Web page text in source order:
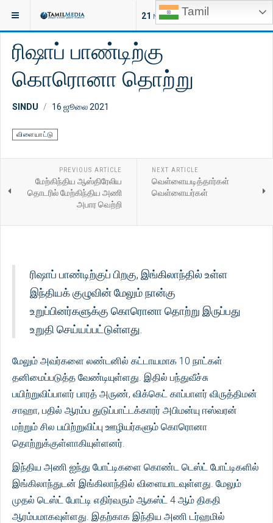
Tamil
21 NEW ARTICLES
இருக்குமிடம்: செய்திகள்
ரிஷாப் பாண்டிற்கு
கொரொனா தொற்று
SINDU 16 ஜூலை 2021
விளையாட்டு
PREVIOUS ARTICLE
மேற்கிந்திய ஆஸ்திரேலிய
தொடரில் மேற்கிந்திய அணி
அபார வெற்றி
NEXT ARTICLE
வெள்ளையடித்தார்கள்
வெள்ளையர்கள்
ரிஷாப் பாண்டிற்குப் பிறகு, இங்கிலாந்தில் உள்ள
இந்தியக் குழுவின் மேலும் நான்கு
உறுப்பினர்களுக்கு கொரொனா தொற்று இருப்பது
உறுதி செய்யப்பட்டுள்ளது.
மேலும் அவர்களை லண்டனில் கட்டாயமாக 10 நாட்கள்
தனிமைப்படுத்த வேண்டியுள்ளது. இதில் பந்துவீச்சு
பயிற்றுவிப்பாளர் பாரத் அருண், விக்கெட் காப்பாளர் விருத்திமன்
சாஹா, பதில் ஆரம்ப துடுப்பாட்டக்காரர் அபிமன்யு ஈஸ்வரன்
மற்றும் சில பயிற்றுவிப்பு ஊழியர்களும் கொரொனா
தொற்றுக்குள்ளாகியுள்ளனர்.
இந்திய அணி ஐந்து போட்டிகளை கொண்ட டெஸ்ட் போட்டிகளில்
இங்கிலாந்துடன் இங்கிலாந்தில் விளையாடவுள்ளது. மேலும்
முதல் டெஸ்ட் போட்டி எதிர்வரும் ஆகஸ்ட் 4 ஆம் திகதி
ஆரம்பமாகவுள்ளது. இதற்காக இந்திய அணி டர்ஹமில்